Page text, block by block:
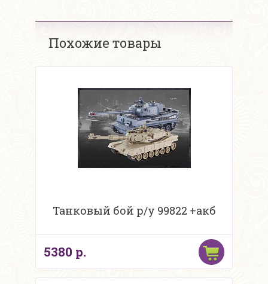
Похожие товары
Танковый бой р/у 99822 +акб
5380 р.